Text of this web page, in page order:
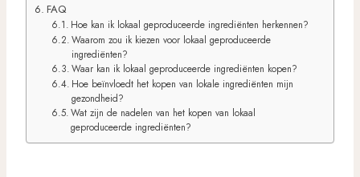
FAQ
Hoe kan ik lokaal geproduceerde ingrediënten herkennen?
Waarom zou ik kiezen voor lokaal geproduceerde
ingrediënten?
Waar kan ik lokaal geproduceerde ingrediënten kopen?
Hoe beïnvloedt het kopen van lokale ingrediënten mijn
gezondheid?
Wat zijn de nadelen van het kopen van lokaal
geproduceerde ingrediënten?